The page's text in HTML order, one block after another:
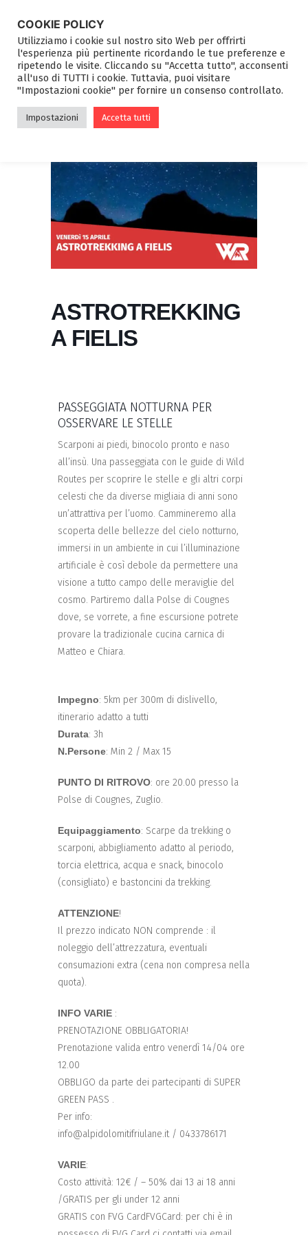
ASTROTREKKING
A FIELIS
PASSEGGIATA NOTTURNA PER
OSSERVARE LE STELLE
Scarponi ai piedi, binocolo pronto e naso
all’insù. Una passeggiata con le guide di Wild
Routes per scoprire le stelle e gli altri corpi
celesti che da diverse migliaia di anni sono
un’attrattiva per l’uomo. Cammineremo alla
scoperta delle bellezze del cielo notturno,
immersi in un ambiente in cui l’illuminazione
artificiale è così debole da permettere una
visione a tutto campo delle meraviglie del
cosmo. Partiremo dalla Polse di Cougnes
dove, se vorrete, a fine escursione potrete
provare la tradizionale cucina carnica di
Matteo e Chiara.
Impegno: 5km per 300m di dislivello,
itinerario adatto a tutti
Durata: 3h
N.Persone: Min 2 / Max 15
PUNTO DI RITROVO: ore 20.00 presso la
Polse di Cougnes, Zuglio.
Equipaggiamento: Scarpe da trekking o
scarponi, abbigliamento adatto al periodo,
torcia elettrica, acqua e snack, binocolo
(consigliato) e bastoncini da trekking.
ATTENZIONE!
Il prezzo indicato NON comprende : il
noleggio dell’attrezzatura, eventuali
consumazioni extra (cena non compresa nella
quota).
INFO VARIE :
PRENOTAZIONE OBBLIGATORIA!
Prenotazione valida entro venerdì 14/04 ore
12.00
OBBLIGO da parte dei partecipanti di SUPER
GREEN PASS .
Per info:
info@alpidolomitifriulane.it / 0433786171
VARIE:
Costo attività: 12€ / – 50% dai 13 ai 18 anni
/GRATIS per gli under 12 anni
GRATIS con FVG CardFVGCard: per chi è in
COOKIE POLICY
Utilizziamo i cookie sul nostro sito Web per offrirti
l'esperienza più pertinente ricordando le tue preferenze e
ripetendo le visite. Cliccando su "Accetta tutto", acconsenti
all'uso di TUTTI i cookie. Tuttavia, puoi visitare
"Impostazioni cookie" per fornire un consenso controllato.
Impostazioni Accetta tutti